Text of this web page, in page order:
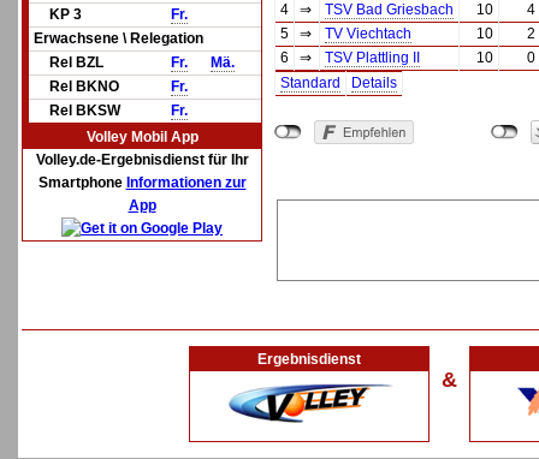
KP 3
Fr.
Erwachsene \ Relegation
Rel BZL
Fr.
Mä.
Rel BKNO
Fr.
Rel BKSW
Fr.
Volley Mobil App
Volley.de-Ergebnisdienst für Ihr
Smartphone Informationen zur
App
4
⇒ TSV Bad Griesbach 10
4
5
⇒ TV Viechtach 10
2
6
⇒ TSV Plattling II 10
0
Standard
Details
Ergebnisdienst
&